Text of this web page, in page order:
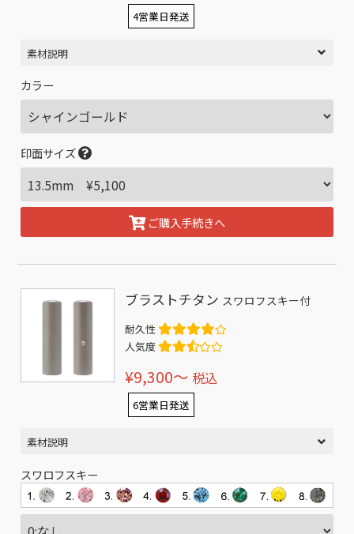
4営業日発送
素材説明
カラー
印面サイズ
ご購入手続きへ
ブラストチタン スワロフスキー付
耐久性
人気度
¥9,300〜 税込
6営業日発送
素材説明
スワロフスキー